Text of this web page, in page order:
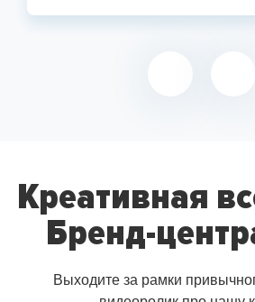
Креативная
Бренд-
Выходите за рамки